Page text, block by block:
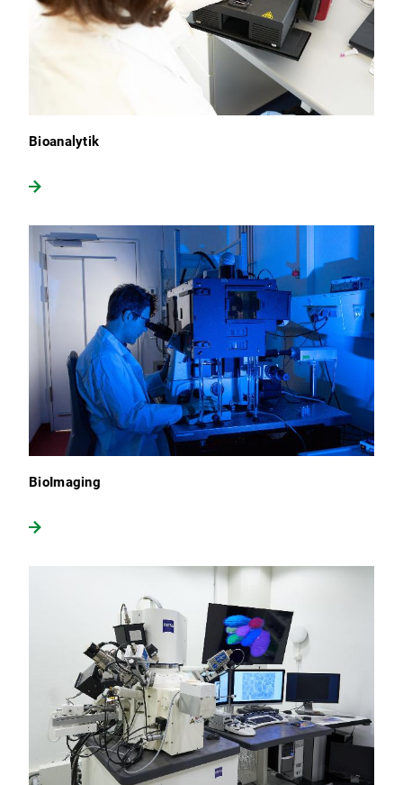
Bioanalytik
BioImaging